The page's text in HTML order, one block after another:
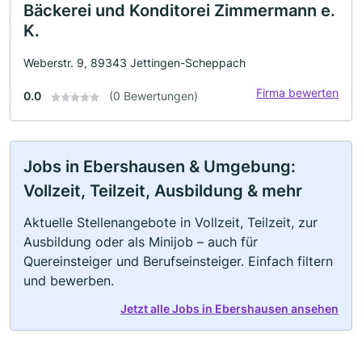
Bäckerei und Konditorei Zimmermann e.
K.
Weberstr. 9, 89343 Jettingen-Scheppach
0.0 (0 Bewertungen) Firma bewerten
Jobs in Ebershausen & Umgebung:
Vollzeit, Teilzeit, Ausbildung & mehr
Aktuelle Stellenangebote in Vollzeit, Teilzeit, zur
Ausbildung oder als Minijob – auch für
Quereinsteiger und Berufseinsteiger. Einfach filtern
und bewerben.
Jetzt alle Jobs in Ebershausen ansehen